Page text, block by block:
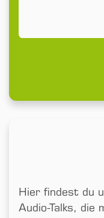
Hier findest du
Audio-Talks, die